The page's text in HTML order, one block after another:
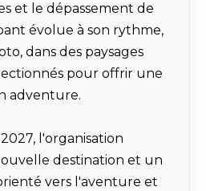
et le dépassement de
évolue à son rythme,
dans des paysages
pour offrir une
adventure.
l'organisation
destination et un
vers l'aventure et